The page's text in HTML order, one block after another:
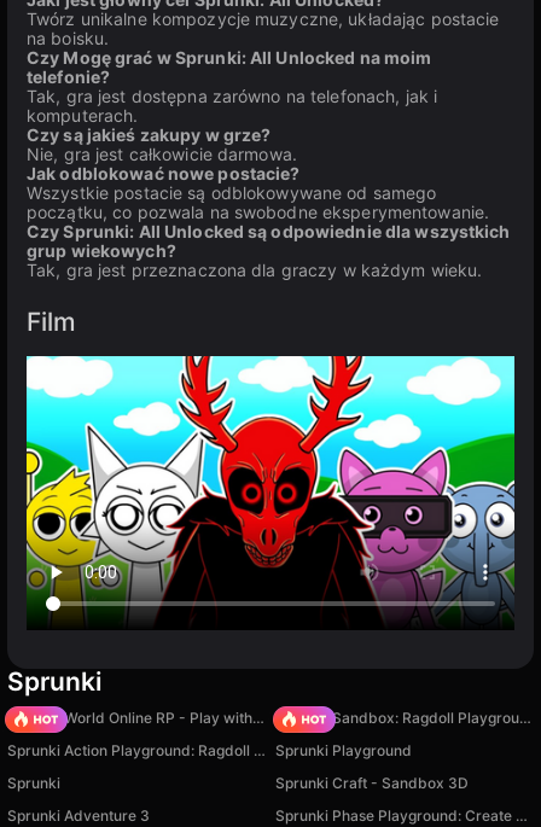
Twórz unikalne kompozycje muzyczne, układając postacie
na boisku.
Czy Mogę grać w Sprunki: All Unlocked na moim
telefonie?
Tak, gra jest dostępna zarówno na telefonach, jak i
komputerach.
Czy są jakieś zakupy w grze?
Nie, gra jest całkowicie darmowa.
Jak odblokować nowe postacie?
Wszystkie postacie są odblokowywane od samego
początku, co pozwala na swobodne eksperymentowanie.
Czy Sprunki: All Unlocked są odpowiednie dla wszystkich
grup wiekowych?
Tak, gra jest przeznaczona dla graczy w każdym wieku.
Film
Sprunki
Sprunki World Online RP - Play with Friends!
Sprunki Sandbox: Ragdoll Playground Mode
Sprunki Action Playground: Ragdoll Sandbox
Sprunki Playground
Sprunki
Sprunki Craft - Sandbox 3D
Sprunki Adventure 3
Sprunki Phase Playground: Create Sprunki and Music